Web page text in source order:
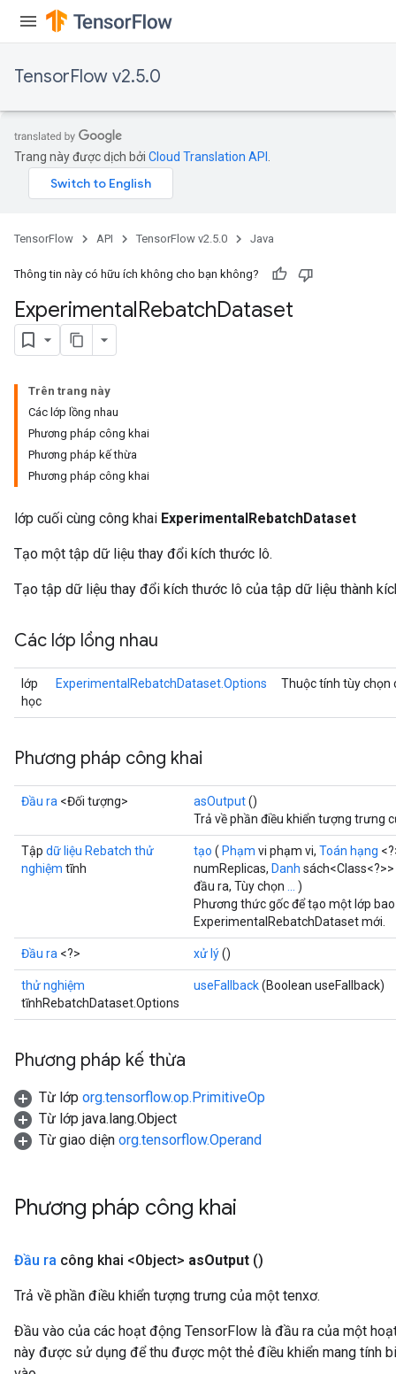
TensorFlow v2.5.0
Trang này được dịch bởi Cloud Translation API
TensorFlow API TensorFlow v2.5.0 Java
Thông tin này có hữu ích không cho bạn không?
ExperimentalRebatchDataset
Trên trang này
Các lớp lồng nhau
Phương pháp công khai
Phương pháp kế thừa
Phương pháp công khai
lớp cuối cùng công khai ExperimentalRebatchDataset
Tạo một tập dữ liệu thay đổi kích thước lô.
Tạo tập dữ liệu thay đổi kích thước lô của tập dữ liệu thành
Các lớp lồng nhau
lớp
học
ExperimentalRebatchDataset.Options Thuộc tính tùy chọn
Phương pháp công khai
Đầu ra <Đối tượng> asOutput()
Trả về phần điều khiển tượng trưng
Tập dữ liệu Rebatch thử
nghiệm tĩnh
tạo ( Phạm vi phạm vi, Toán hạng
numReplicas, Danh
đầu ra, Tùy chọn
)
Phương thức gốc để tạo một lớp
ExperimentalRebatchDataset mới.
Đầu ra <?> xử lý()
thử nghiệm
tĩnhRebatchDataset.Options
useFallback(Boolean useFallback)
Phương pháp kế thừa
Từ lớp org.tensorflow.op.PrimitiveOp
Từ lớp java.lang.Object
Từ giao diện org.tensorflow.Operand
Phương pháp công khai
Đầu ra công khai <Object> asOutput ()
Trả về phần điều khiển tượng trưng của một tenxơ.
Đầu vào của các hoạt động TensorFlow là đầu ra của một
này được sử dụng để thu được một thẻ điều khiển mang tính